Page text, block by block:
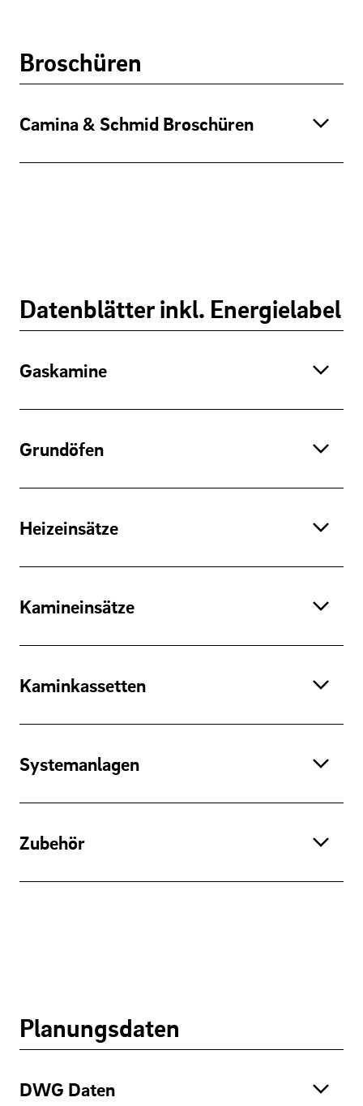
Broschüren
Camina & Schmid Broschüren
Datenblätter inkl. Energielabel
Gaskamine
Grundöfen
Heizeinsätze
Kamineinsätze
Kaminkassetten
Systemanlagen
Zubehör
Planungsdaten
DWG Daten